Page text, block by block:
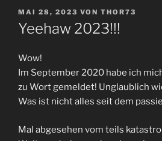
VERÖFFENTLICHT
AM
MAI 28, 2023 VON THOR73
Yeehaw 2023!!!
Wow!
Im September 2020 habe ich
zu Wort gemeldet! Unglaublich
Was ist nicht alles seit dem
Mal abgesehen vom teils